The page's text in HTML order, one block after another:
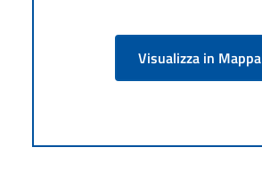
Visualizza in Mappa